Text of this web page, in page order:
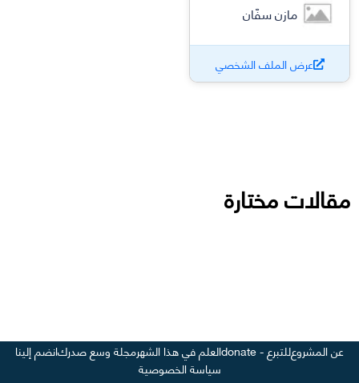
مازن سفّان
عرض الملف الشخصي
مقالات مختارة
عن المشروعللتبرع - donate العلم في هذا الشهرمجلة وسع صدركانضم إلينا
سياسة الخصوصية